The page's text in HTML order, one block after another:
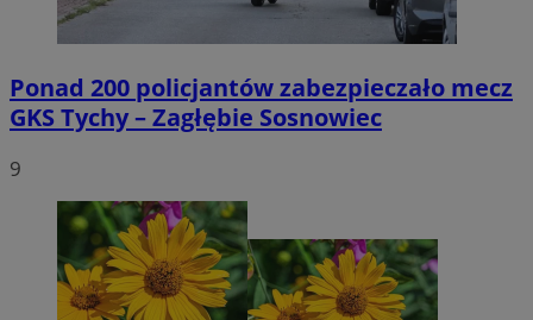
Ponad 200 policjantów zabezpieczało mecz
GKS Tychy – Zagłębie Sosnowiec
9